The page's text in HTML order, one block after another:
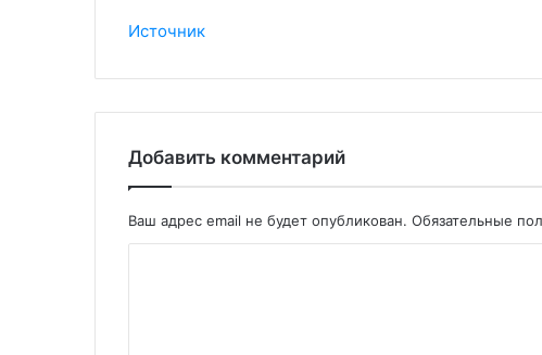
Источник
Добавить комментарий
Ваш адрес email не будет опубликован. Обязательные